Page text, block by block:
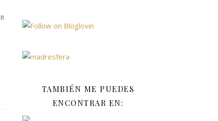
TAMBIÉN ME PUEDES
ENCONTRAR EN: